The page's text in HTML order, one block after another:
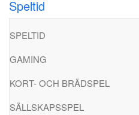
Hoppa
innehåll
Speltid
SPELTID
GAMING
KORT- OCH BRÄDSPEL
SÄLLSKAPSSPEL